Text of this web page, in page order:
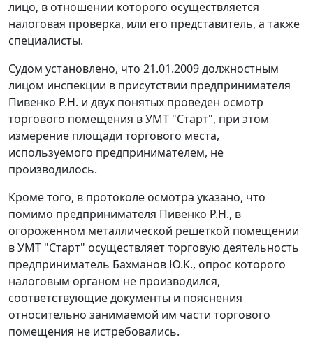
лицо, в отношении которого осуществляется
налоговая проверка, или его представитель, а также
специалисты.
Судом установлено, что 21.01.2009 должностным
лицом инспекции в присутствии предпринимателя
Пивенко Р.Н. и двух понятых проведен осмотр
торгового помещения в УМТ "Старт", при этом
измерение площади торгового места,
используемого предпринимателем, не
производилось.
Кроме того, в протоколе осмотра указано, что
помимо предпринимателя Пивенко Р.Н., в
огороженном металлической решеткой помещении
в УМТ "Старт" осуществляет торговую деятельность
предприниматель Бахманов Ю.К., опрос которого
налоговым органом не производился,
соответствующие документы и пояснения
относительно занимаемой им части торгового
помещения не истребовались.